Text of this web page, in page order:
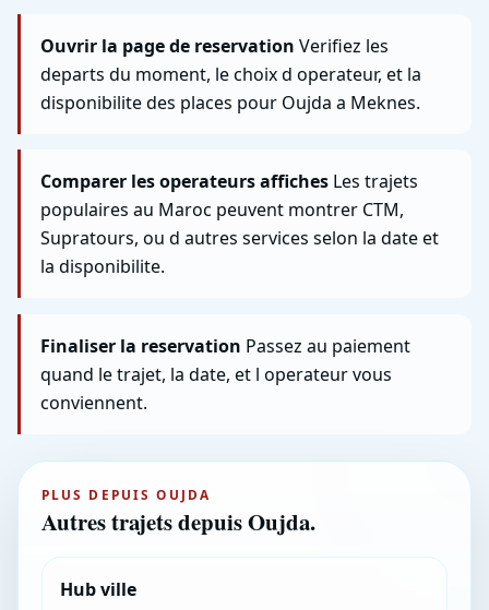
Ouvrir la page de reservation Verifiez les
departs du moment, le choix d operateur, et la
disponibilite des places pour Oujda a Meknes.
Comparer les operateurs affiches Les trajets
populaires au Maroc peuvent montrer CTM,
Supratours, ou d autres services selon la date et
la disponibilite.
Finaliser la reservation Passez au paiement
quand le trajet, la date, et l operateur vous
conviennent.
PLUS DEPUIS OUJDA
Autres trajets depuis Oujda.
Hub ville